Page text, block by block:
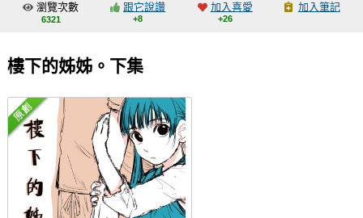
交流中心
會員功能選單
會員中心
註冊會員
登入
瀏覽次數
6321
跟它說讚
+8
加入喜愛
+26
加入筆記
樓下的姊姊。下集